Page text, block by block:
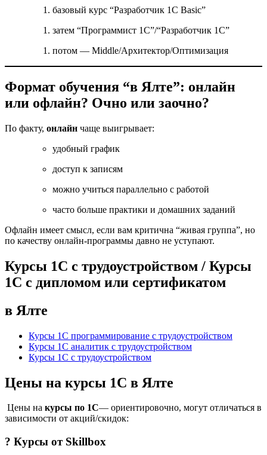
базовый курс “Разработчик 1С Basic”
затем “Программист 1С”/“Разработчик 1С”
потом — Middle/Архитектор/Оптимизация
Формат обучения “в Ялте”: онлайн
или офлайн? Очно или заочно?
По факту, онлайн чаще выигрывает:
удобный график
доступ к записям
можно учиться параллельно с работой
часто больше практики и домашних заданий
Офлайн имеет смысл, если вам критична “живая группа”, но
по качеству онлайн-программы давно не уступают.
Курсы 1С с трудоустройством / Курсы
1С с дипломом или сертификатом
в Ялте
Курсы 1С программирование с трудоустройством
Курсы 1С аналитик с трудоустройством
Курсы 1С с трудоустройством
Цены на курсы 1С в Ялте
Цены на курсы по 1С— ориентировочно, могут отличаться в
зависимости от акций/скидок:
? Курсы от Skillbox